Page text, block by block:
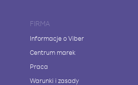
FIRMA
Informacje o Viber
Centrum marek
Praca
Warunki i zasady